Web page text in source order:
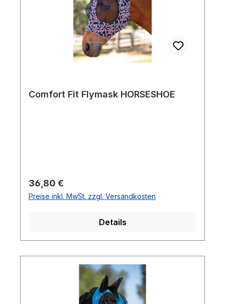
Comfort Fit Flymask HORSESHOE
Regulärer Preis:
36,80 €
Preise inkl. MwSt. zzgl. Versandkosten
Details